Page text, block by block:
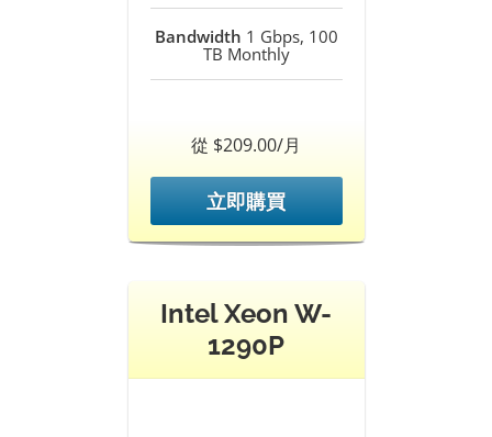
Bandwidth 1 Gbps, 100
TB Monthly
從 $209.00/月
立即購買
Intel Xeon W-
1290P